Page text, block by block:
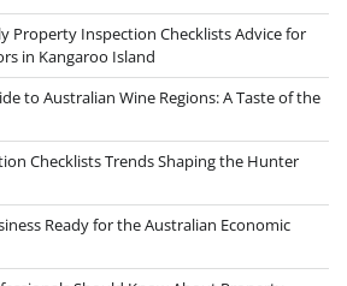
Property Inspection Checklists Advice for
in Kangaroo Island
to Australian Wine Regions: A Taste of the
Checklists Trends Shaping the Hunter
Ready for the Australian Economic